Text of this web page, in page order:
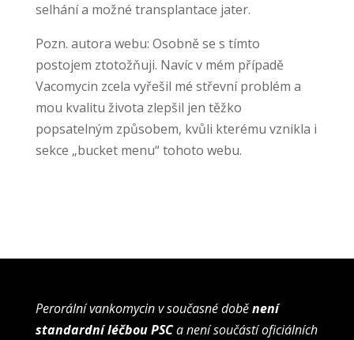
selhání a možné transplantace jater.
Pozn. autora webu: Osobně se s tímto
postojem ztotožňuji. Navíc v mém případě
Vacomycin zcela vyřešil mé střevní problém a
mou kvalitu života zlepšil jen těžko
popsatelným způsobem, kvůli kterému vznikla i
sekce „bucket menu“ tohoto webu.
Perorální vankomycin v současné doběnení
standardní léčbou PSCa není součástí oficiálních